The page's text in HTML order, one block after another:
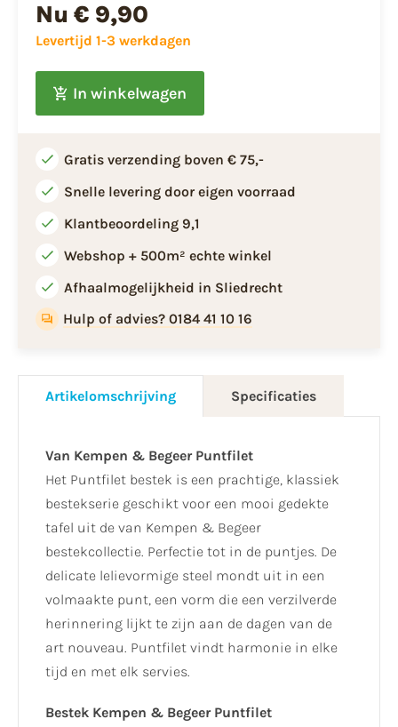
Nu € 9,90
Levertijd 1-3 werkdagen
In winkelwagen
Gratis verzending boven € 75,-
Snelle levering door eigen voorraad
Klantbeoordeling 9,1
Webshop + 500m² echte winkel
Afhaalmogelijkheid in Sliedrecht
Hulp of advies? 0184 41 10 16
Artikelomschrijving Specificaties
Van Kempen & Begeer Puntfilet
Het Puntfilet bestek is een prachtige, klassiek
bestekserie geschikt voor een mooi gedekte
tafel uit de van Kempen & Begeer
bestekcollectie. Perfectie tot in de puntjes. De
delicate lelievormige steel mondt uit in een
volmaakte punt, een vorm die een verzilverde
herinnering lijkt te zijn aan de dagen van de
art nouveau. Puntfilet vindt harmonie in elke
tijd en met elk servies.
Bestek Kempen & Begeer Puntfilet